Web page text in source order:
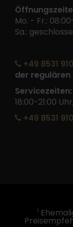
Mo. - Fr.:
Sa.:
+49 8531
der
Servicezeiten:
18:00-21:00
+49 8531
1